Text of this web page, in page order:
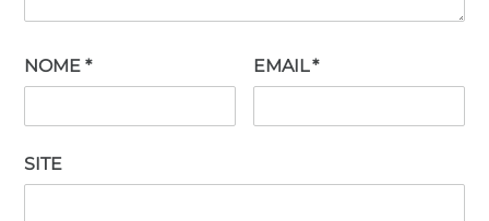
NOME * EMAIL*
SITE